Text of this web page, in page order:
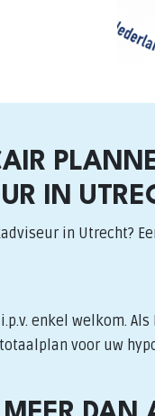
IN
in Utrecht?
enkel welkom.
voor uw